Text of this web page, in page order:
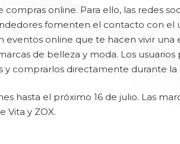
online. Para ello, las redes
fomenten el contacto con el
eventos online que te hacen vivir una
de belleza y moda. Los
y comprarlos directamente durante la
hasta el próximo 16 de julio. Las
Vita y ZOX.